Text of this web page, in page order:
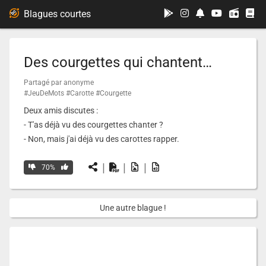
Des courgettes qui chantent…
Partagé par anonyme
#JeuDeMots #Carotte #Courgette
Deux amis discutes :
- T'as déjà vu des courgettes chanter ?
- Non, mais j'ai déjà vu des carottes rapper.
70% | | |
Une autre blague !
Blagues courtes